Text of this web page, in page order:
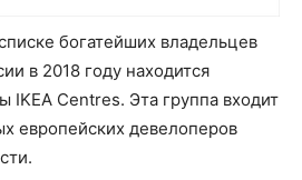
богатейших владельцев
в 2018 году находится
IKEA Centres. Эта группа входит
европейских девелоперов